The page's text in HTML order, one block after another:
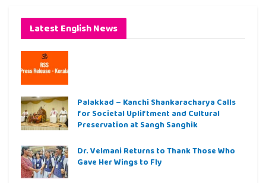
Latest English News
Palakkad – Kanchi Shankaracharya Calls
for Societal Upliftment and Cultural
Preservation at Sangh Sanghik
Dr. Velmani Returns to Thank Those Who
Gave Her Wings to Fly